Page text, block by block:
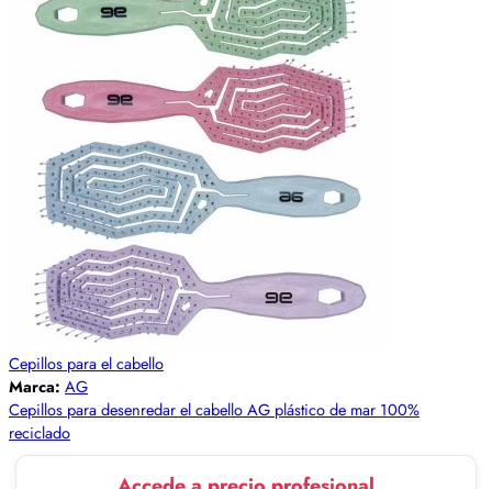
Cepillos para el cabello
Marca: AG
Cepillos para desenredar el cabello AG plástico de mar 100%
reciclado